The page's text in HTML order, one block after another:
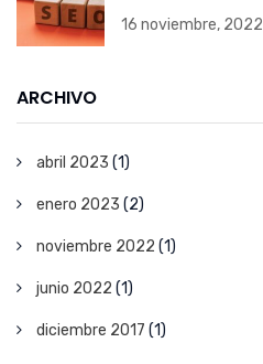
16 noviembre, 2022
ARCHIVO
abril 2023 (1)
enero 2023 (2)
noviembre 2022 (1)
junio 2022 (1)
diciembre 2017 (1)